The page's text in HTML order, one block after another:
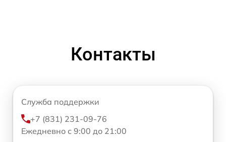
Контакты
Служба поддержки
+7 (831) 231-09-76
Ежедневно с 9:00 до 21:00